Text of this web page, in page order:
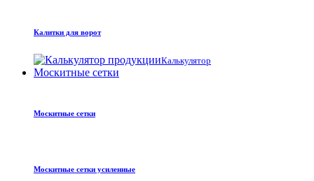
Калитки для ворот
Калькулятор
Москитные сетки
Москитные сетки
Москитные сетки усиленные